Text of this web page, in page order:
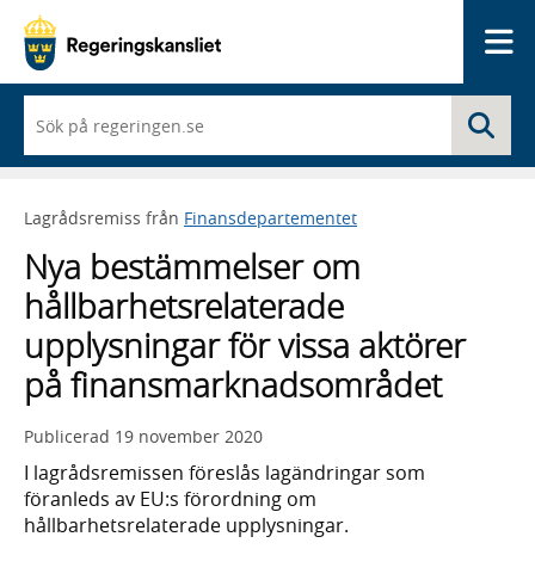
du
börjar
skriva
framträder
lista
med
sökförslag
Lagrådsremiss från Finansdepartementet
Nya bestämmelser om
hållbarhetsrelaterade
upplysningar för vissa aktörer
på finansmarknadsområdet
Publicerad 19 november 2020
I lagrådsremissen föreslås lagändringar som
föranleds av EU:s förordning om
hållbarhetsrelaterade upplysningar.